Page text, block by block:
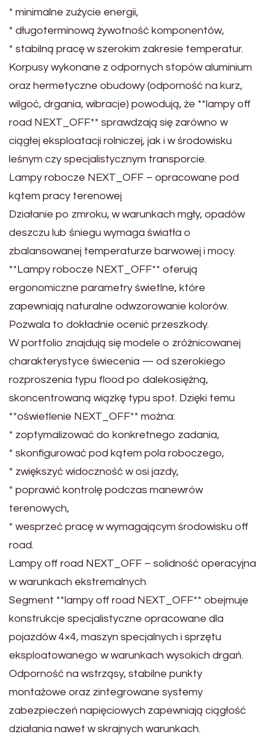
* minimalne zużycie energii,
* długoterminową żywotność komponentów,
* stabilną pracę w szerokim zakresie temperatur.
Korpusy wykonane z odpornych stopów aluminium
oraz hermetyczne obudowy (odporność na kurz,
wilgoć, drgania, wibracje) powodują, że **lampy off
road NEXT_OFF** sprawdzają się zarówno w
ciągłej eksploatacji rolniczej, jak i w środowisku
leśnym czy specjalistycznym transporcie.
Lampy robocze NEXT_OFF – opracowane pod
kątem pracy terenowej
Działanie po zmroku, w warunkach mgły, opadów
deszczu lub śniegu wymaga światła o
zbalansowanej temperaturze barwowej i mocy.
**Lampy robocze NEXT_OFF** oferują
ergonomiczne parametry świetlne, które
zapewniają naturalne odwzorowanie kolorów.
Pozwala to dokładnie ocenić przeszkody.
W portfolio znajdują się modele o zróżnicowanej
charakterystyce świecenia — od szerokiego
rozproszenia typu flood po dalekosiężną,
skoncentrowaną wiązkę typu spot. Dzięki temu
**oświetlenie NEXT_OFF** można:
* zoptymalizować do konkretnego zadania,
* skonfigurować pod kątem pola roboczego,
* zwiększyć widoczność w osi jazdy,
* poprawić kontrolę podczas manewrów
terenowych,
* wesprzeć pracę w wymagającym środowisku off
road.
Lampy off road NEXT_OFF – solidność operacyjna
w warunkach ekstremalnych
Segment **lampy off road NEXT_OFF** obejmuje
konstrukcje specjalistyczne opracowane dla
pojazdów 4×4, maszyn specjalnych i sprzętu
eksploatowanego w warunkach wysokich drgań.
Odporność na wstrząsy, stabilne punkty
montażowe oraz zintegrowane systemy
zabezpieczeń napięciowych zapewniają ciągłość
działania nawet w skrajnych warunkach.